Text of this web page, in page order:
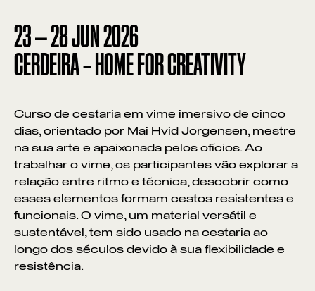
23—28JUN2026
CERDEIRA – HOME FOR CREATIVITY
Curso de cestaria em vime imersivo de cinco
dias, orientado por Mai Hvid Jorgensen, mestre
na sua arte e apaixonada pelos ofícios. Ao
trabalhar o vime, os participantes vão explorar a
relação entre ritmo e técnica, descobrir como
esses elementos formam cestos resistentes e
funcionais. O vime, um material versátil e
sustentável, tem sido usado na cestaria ao
longo dos séculos devido à sua flexibilidade e
resistência.